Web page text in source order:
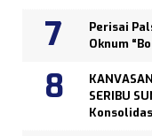
Perisai
Oknum
SERIBU